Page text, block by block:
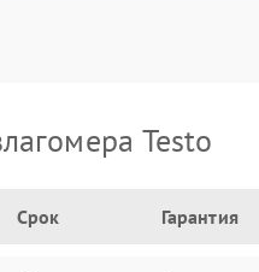
Testo
Срок Гарантия